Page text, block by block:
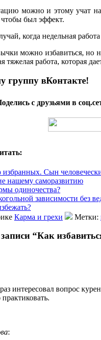
можно и этому учат
был эффект.
когда недельная
можно избавиться, но
тяжелая работа, которая
группу вКонтакте!
с друзьями в
Сын
нашему саморазвитию
одиночества?
зависимости без
Карма и грехи Метки:
“Как
интересовал вопрос
: